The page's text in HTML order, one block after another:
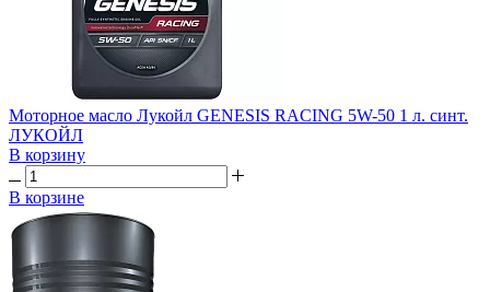
Моторное масло Лукойл GENESIS RACING 5W-50 1 л. синт.
ЛУКОЙЛ
В корзину
В корзине